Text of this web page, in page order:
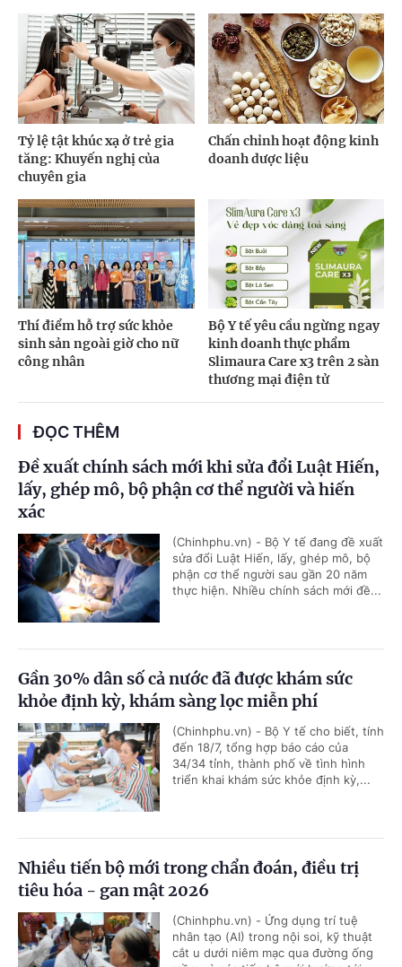
Tỷ lệ tật khúc xạ ở trẻ gia
tăng: Khuyến nghị của
chuyên gia
Chấn chỉnh hoạt động kinh
doanh dược liệu
Thí điểm hỗ trợ sức khỏe
sinh sản ngoài giờ cho nữ
công nhân
Bộ Y tế yêu cầu ngừng ngay
kinh doanh thực phẩm
Slimaura Care x3 trên 2 sàn
thương mại điện tử
ĐỌC THÊM
Đề xuất chính sách mới khi sửa đổi Luật Hiến,
lấy, ghép mô, bộ phận cơ thể người và hiến
xác
(Chinhphu.vn) - Bộ Y tế đang đề xuất
sửa đổi Luật Hiến, lấy, ghép mô, bộ
phận cơ thể người sau gần 20 năm
thực hiện. Nhiều chính sách mới đề...
Gần 30% dân số cả nước đã được khám sức
khỏe định kỳ, khám sàng lọc miễn phí
(Chinhphu.vn) - Bộ Y tế cho biết, tính
đến 18/7, tổng hợp báo cáo của
34/34 tỉnh, thành phố về tình hình
triển khai khám sức khỏe định kỳ,...
Nhiều tiến bộ mới trong chẩn đoán, điều trị
tiêu hóa - gan mật 2026
(Chinhphu.vn) - Ứng dụng trí tuệ
nhân tạo (AI) trong nội soi, kỹ thuật
cắt u dưới niêm mạc qua đường ống